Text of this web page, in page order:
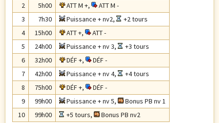
2
5h00 ATT M +,
ATT M -
3
7h30 Puissance + nv2,
+2 tours
4
15h00 ATT +,
ATT -
5
24h00 Puissance + nv 3,
+3 tours
6
32h00 DÉF +,
DÉF -
7
42h00 Puissance + nv 4,
+4 tours
8
75h00 DÉF +,
DÉF -
9
99h00 Puissance + nv 5,
Bonus PB nv 1
10
99h00 +5 tours, Bonus PB nv2